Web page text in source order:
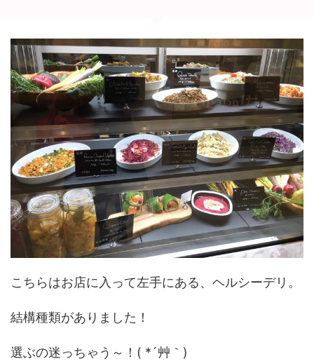
こちらはお店に入って左手にある、ヘルシーデリ。
結構種類がありました！
選ぶの迷っちゃう～！( *´艸｀)